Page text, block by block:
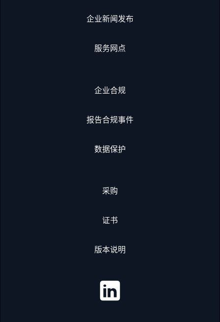
企业新闻发布
服务网点
企业合规
报告合规事件
数据保护
采购
证书
版本说明